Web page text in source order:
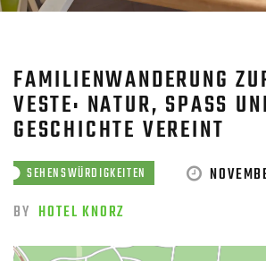
FAMILIENWANDERUNG
VESTE: NATUR, SPASS UND
ESCHICHTE VEREINT
SEHENSWÜRDIGKEITEN
BY HOTEL KNORZ